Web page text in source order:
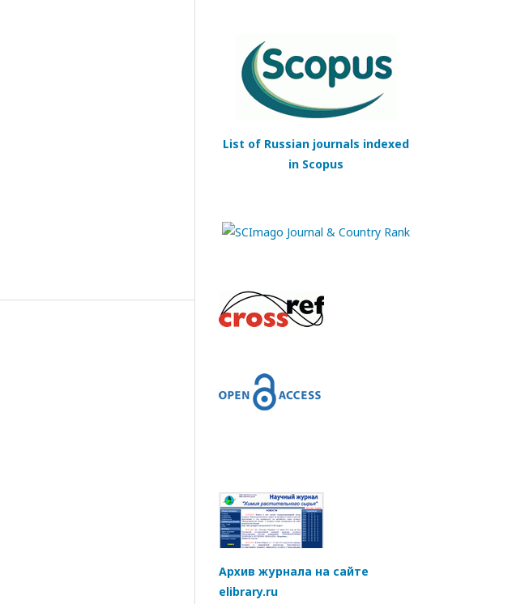
List of Russian journals indexed
in Scopus
Архив журнала на сайте
elibrary.ru